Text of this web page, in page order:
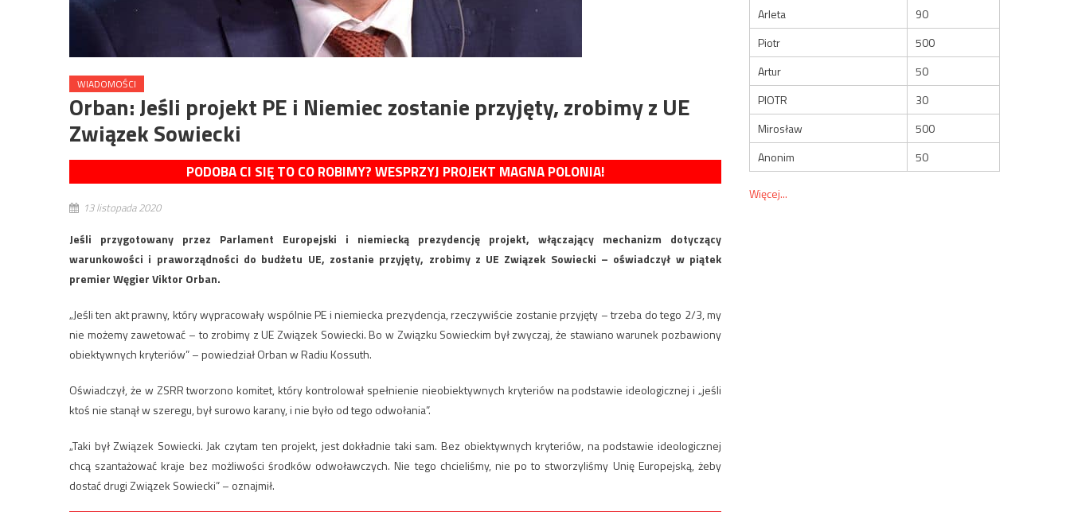
WIADOMOŚCI
Orban: Jeśli projekt PE i Niemiec zostanie przyjęty, zrobimy z UE
Związek Sowiecki
PODOBA CI SIĘ TO CO ROBIMY? WESPRZYJ PROJEKT MAGNA POLONIA!
13 listopada 2020
Jeśli przygotowany przez Parlament Europejski i niemiecką prezydencję projekt, włączający mechanizm dotyczący
warunkowości i praworządności do budżetu UE, zostanie przyjęty, zrobimy z UE Związek Sowiecki – oświadczył w piątek
premier Węgier Viktor Orban.
„Jeśli ten akt prawny, który wypracowały wspólnie PE i niemiecka prezydencja, rzeczywiście zostanie przyjęty – trzeba do tego 2/3, my
nie możemy zawetować – to zrobimy z UE Związek Sowiecki. Bo w Związku Sowieckim był zwyczaj, że stawiano warunek pozbawiony
obiektywnych kryteriów” – powiedział Orban w Radiu Kossuth.
Oświadczył, że w ZSRR tworzono komitet, który kontrolował spełnienie nieobiektywnych kryteriów na podstawie ideologicznej i „jeśli
ktoś nie stanął w szeregu, był surowo karany, i nie było od tego odwołania”.
„Taki był Związek Sowiecki. Jak czytam ten projekt, jest dokładnie taki sam. Bez obiektywnych kryteriów, na podstawie ideologicznej
chcą szantażować kraje bez możliwości środków odwoławczych. Nie tego chcieliśmy, nie po to stworzyliśmy Unię Europejską, żeby
dostać drugi Związek Sowiecki” – oznajmił.
Arleta
90
Piotr
500
Artur
50
PIOTR
30
Mirosław
500
Anonim
50
Więcej...